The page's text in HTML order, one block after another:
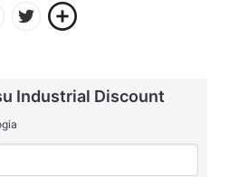
Industrial Discount